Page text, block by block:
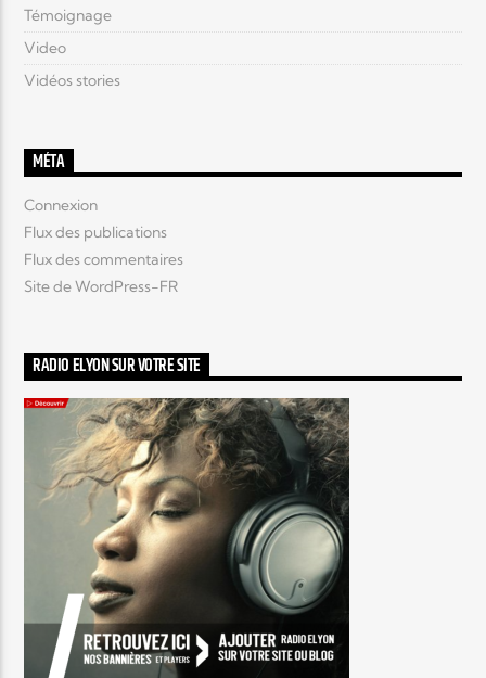
Témoignage
Video
Vidéos stories
MÉTA
Connexion
Flux des publications
Flux des commentaires
Site de WordPress-FR
RADIO ELYON SUR VOTRE SITE